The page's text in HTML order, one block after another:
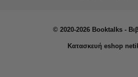
© 2020-2026 Booktalks -
Κατασκευή eshop